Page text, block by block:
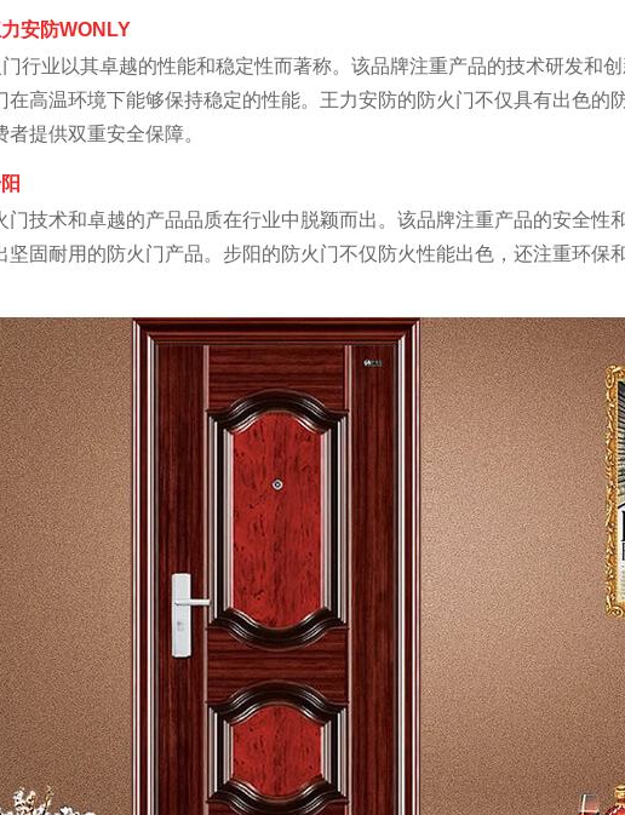
安防WONLY
行业以其卓越的性能和稳定性而著称。该品牌注重产品的技术研发和
在高温环境下能够保持稳定的性能。王力安防的防火门不仅具有出色的
提供双重安全保障。
门技术和卓越的产品品质在行业中脱颖而出。该品牌注重产品的安全性
坚固耐用的防火门产品。步阳的防火门不仅防火性能出色，还注重环保
万嘉